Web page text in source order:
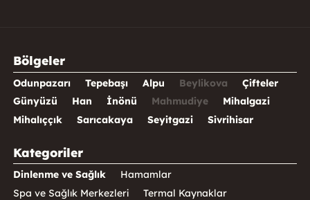
Bölgeler
Odunpazarı Tepebaşı Alpu Beylikova
Çifteler
Günyüzü
Han İnönü Mahmudiye
Mihalgazi
Mihalıççık
Sarıcakaya Seyitgazi Sivrihisar
Kategoriler
Dinlenme ve Sağlık
Hamamlar
Spa ve Sağlık Merkezleri
Termal Kaynaklar